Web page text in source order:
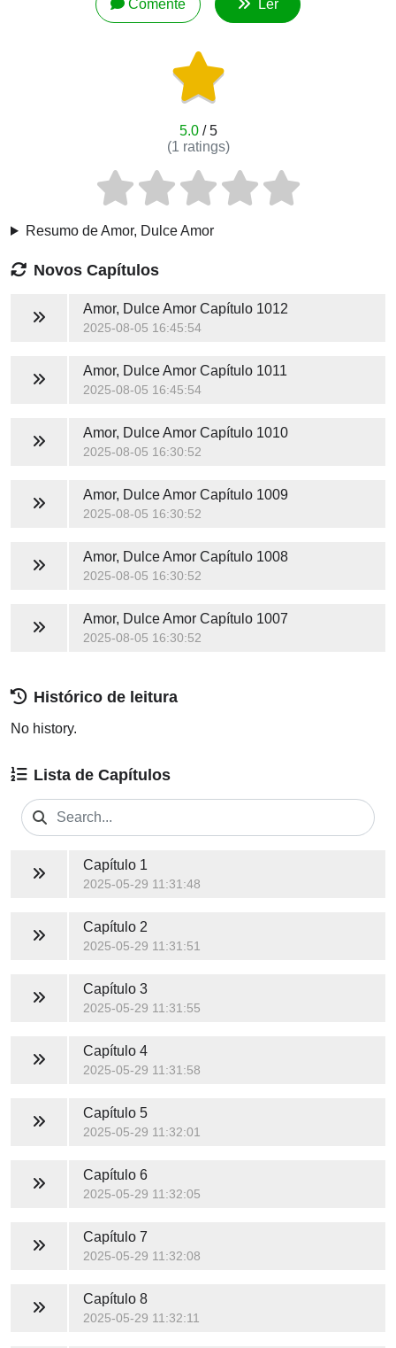
Comente Ler
5.0/ 5
(1 ratings)
Resumo de Amor, Dulce Amor
Novos Capítulos
Amor, Dulce AmorCapítulo 1012
2025-08-05 16:45:54
Amor, Dulce AmorCapítulo 1011
2025-08-05 16:45:54
Amor, Dulce AmorCapítulo 1010
2025-08-05 16:30:52
Amor, Dulce AmorCapítulo 1009
2025-08-05 16:30:52
Amor, Dulce AmorCapítulo 1008
2025-08-05 16:30:52
Amor, Dulce AmorCapítulo 1007
2025-08-05 16:30:52
Histórico de leitura
No history.
Lista de Capítulos
Capítulo 1
2025-05-29 11:31:48
Capítulo 2
2025-05-29 11:31:51
Capítulo 3
2025-05-29 11:31:55
Capítulo 4
2025-05-29 11:31:58
Capítulo 5
2025-05-29 11:32:01
Capítulo 6
2025-05-29 11:32:05
Capítulo 7
2025-05-29 11:32:08
Capítulo 8
2025-05-29 11:32:11